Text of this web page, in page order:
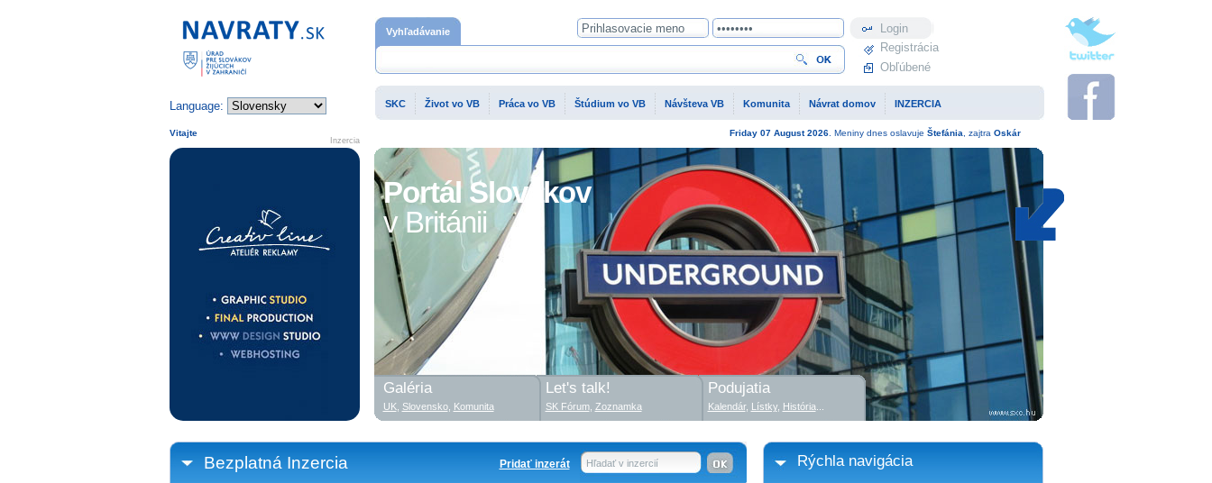
Portál Slovákov
v Británii
Bezplatná Inzercia Hľadať v inzercií
Pridať inzerát Rýchla navigácia
Domovská stránka
Language:
Vyhľadávanie
SKC Život vo VB Práca vo VB Štúdium vo VB Návšteva VB Komunita Návrat domov INZERCIA
Profil
Registrácia
Obľúbené
Inzercia
Vitajte Friday 07 August2026. Meniny dnes oslavuje Štefánia , zajtra Oskár
Galéria
UK, Slovensko, Komunita
Let's talk!
SK Fórum, Zoznamka
Podujatia
Kalendár, Lístky, História